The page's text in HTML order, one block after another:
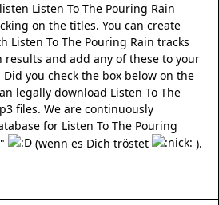
Listen To The Pouring Rain
on the titles. You can create
Listen To The Pouring Rain tracks
results and add any of these to your
you check the box below on the
legally download Listen To The
files. We are continuously
for Listen To The Pouring
(wenn es Dich tröstet ).